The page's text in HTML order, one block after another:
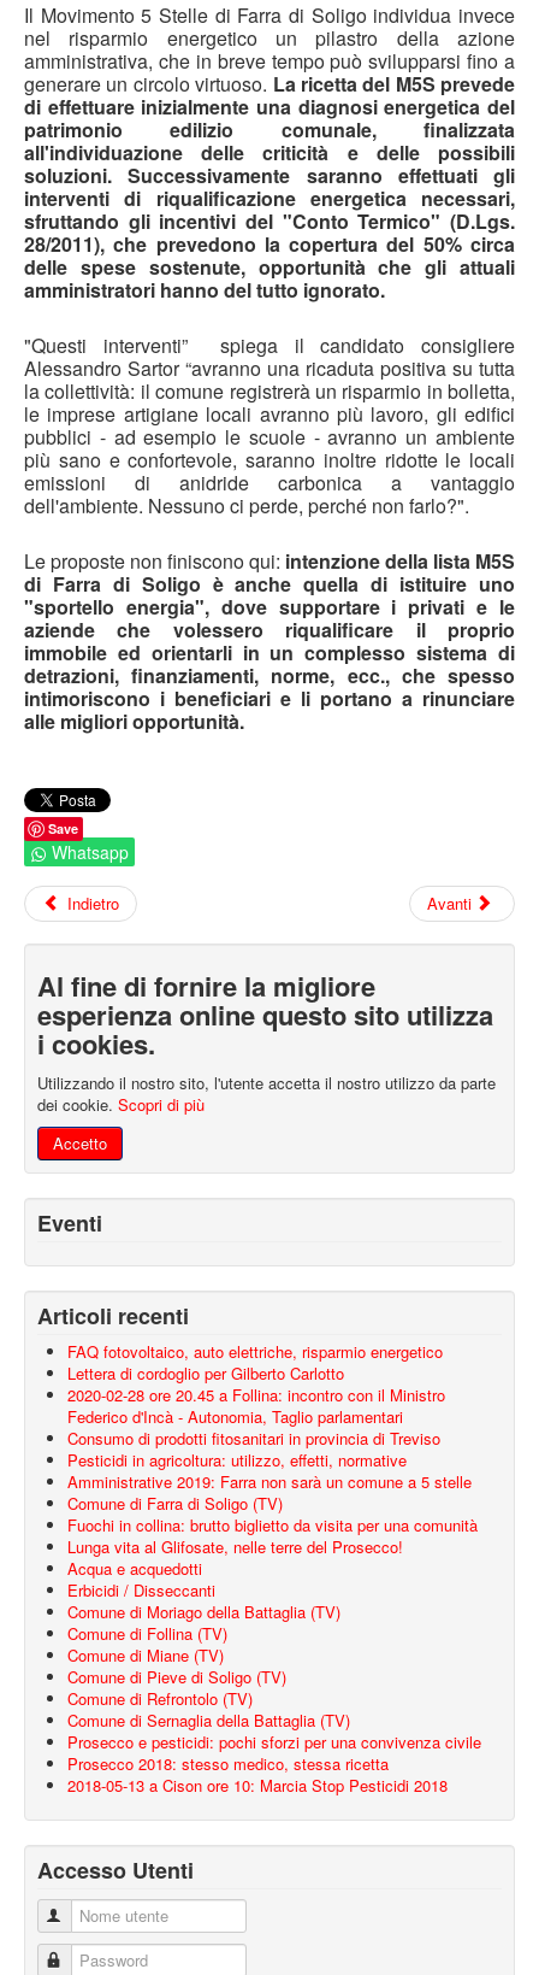
Il Movimento 5 Stelle di Farra di Soligo individua invece
nel risparmio energetico un pilastro della azione
amministrativa, che in breve tempo può svilupparsi fino a
generare un circolo virtuoso. La ricetta del M5S prevede
di effettuare inizialmente una diagnosi energetica del
patrimonio edilizio comunale, finalizzata
all'individuazione delle criticità e delle possibili
soluzioni. Successivamente saranno effettuati gli
interventi di riqualificazione energetica necessari,
sfruttando gli incentivi del "Conto Termico" (D.Lgs.
28/2011), che prevedono la copertura del 50% circa
delle spese sostenute, opportunità che gli attuali
amministratori hanno del tutto ignorato.
"Questi interventi” spiega il candidato consigliere
Alessandro Sartor “avranno una ricaduta positiva su tutta
la collettività: il comune registrerà un risparmio in bolletta,
le imprese artigiane locali avranno più lavoro, gli edifici
pubblici - ad esempio le scuole - avranno un ambiente
più sano e confortevole, saranno inoltre ridotte le locali
emissioni di anidride carbonica a vantaggio
dell'ambiente. Nessuno ci perde, perché non farlo?".
Le proposte non finiscono qui: intenzione della lista M5S
di Farra di Soligo è anche quella di istituire uno
"sportello energia", dove supportare i privati e le
aziende che volessero riqualificare il proprio
immobile ed orientarli in un complesso sistema di
detrazioni, finanziamenti, norme, ecc., che spesso
intimoriscono i beneficiari e li portano a rinunciare
alle migliori opportunità.
Save
Whatsapp
Indietro Avanti
Al fine di fornire la migliore
esperienza online questo sito utilizza
i cookies.
Utilizzando il nostro sito, l'utente accetta il nostro utilizzo da parte
dei cookie. Scopri di più
Accetto
Eventi
Articoli recenti
FAQ fotovoltaico, auto elettriche, risparmio energetico
Lettera di cordoglio per Gilberto Carlotto
2020-02-28 ore 20.45 a Follina: incontro con il Ministro
Federico d'Incà - Autonomia, Taglio parlamentari
Consumo di prodotti fitosanitari in provincia di Treviso
Pesticidi in agricoltura: utilizzo, effetti, normative
Amministrative 2019: Farra non sarà un comune a 5 stelle
Comune di Farra di Soligo (TV)
Fuochi in collina: brutto biglietto da visita per una comunità
Lunga vita al Glifosate, nelle terre del Prosecco!
Acqua e acquedotti
Erbicidi / Disseccanti
Comune di Moriago della Battaglia (TV)
Comune di Follina (TV)
Comune di Miane (TV)
Comune di Pieve di Soligo (TV)
Comune di Refrontolo (TV)
Comune di Sernaglia della Battaglia (TV)
Prosecco e pesticidi: pochi sforzi per una convivenza civile
Prosecco 2018: stesso medico, stessa ricetta
2018-05-13 a Cison ore 10: Marcia Stop Pesticidi 2018
Accesso Utenti
Nome utente
Password